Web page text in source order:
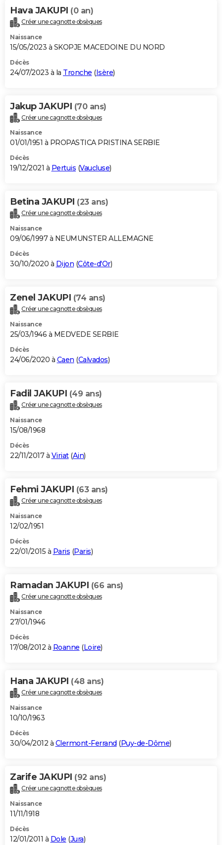
Hava JAKUPI (0 an)
Créer une cagnotte obsèques
Naissance
15/05/2023 à SKOPJE MACEDOINE DU NORD
Décès
24/07/2023 à la Tronche (Isère)
Jakup JAKUPI (70 ans)
Créer une cagnotte obsèques
Naissance
01/01/1951 à PROPASTICA PRISTINA SERBIE
Décès
19/12/2021 à Pertuis (Vaucluse)
Betina JAKUPI (23 ans)
Créer une cagnotte obsèques
Naissance
09/06/1997 à NEUMUNSTER ALLEMAGNE
Décès
30/10/2020 à Dijon (Côte-d'Or)
Zenel JAKUPI (74 ans)
Créer une cagnotte obsèques
Naissance
25/03/1946 à MEDVEDE SERBIE
Décès
24/06/2020 à Caen (Calvados)
Fadil JAKUPI (49 ans)
Créer une cagnotte obsèques
Naissance
15/08/1968
Décès
22/11/2017 à Viriat(Ain)
Fehmi JAKUPI (63 ans)
Créer une cagnotte obsèques
Naissance
12/02/1951
Décès
22/01/2015 à Paris (Paris)
Ramadan JAKUPI (66 ans)
Créer une cagnotte obsèques
Naissance
27/01/1946
Décès
17/08/2012 à Roanne (Loire)
Hana JAKUPI (48 ans)
Créer une cagnotte obsèques
Naissance
10/10/1963
Décès
30/04/2012 à Clermont-Ferrand (Puy-de-Dôme)
Zarife JAKUPI (92 ans)
Créer une cagnotte obsèques
Naissance
11/11/1918
Décès
12/01/2011 à Dole (Jura)